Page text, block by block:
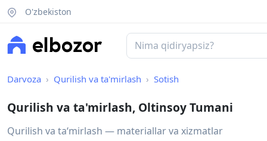
O'zbekiston
Darvoza Qurilish va ta'mirlash Sotish
Qurilish va ta'mirlash, Oltinsoy Tumani
Qurilish va taʻmirlash — materiallar va xizmatlar